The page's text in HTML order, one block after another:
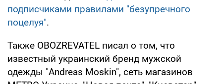
подписчиками правилами "безупречного
поцелуя".
Также OBOZREVATEL писал о том, что
известный украинский бренд мужской
одежды "Andreas Moskin", сеть магазинов